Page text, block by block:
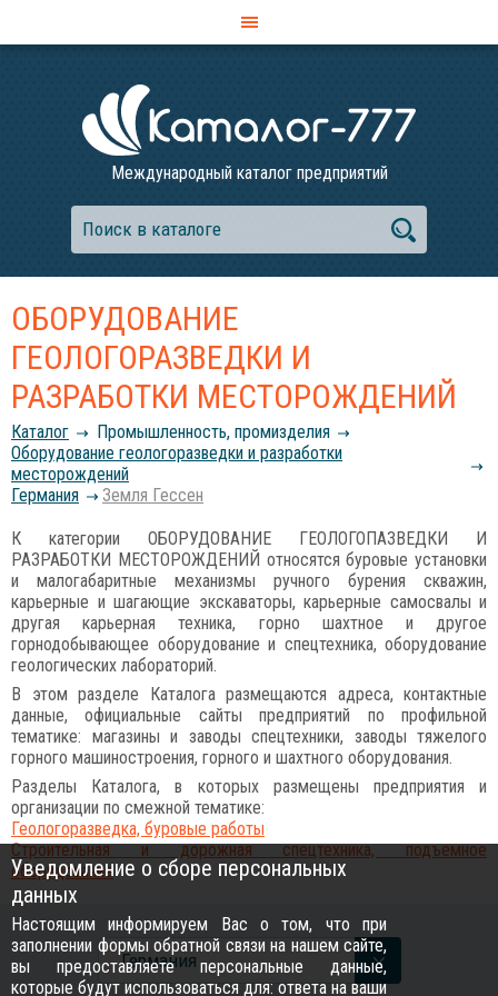
Международный каталог предприятий
ОБОРУДОВАНИЕ
ГЕОЛОГОРАЗВЕДКИ И
РАЗРАБОТКИ МЕСТОРОЖДЕНИЙ
Каталог
Промышленность, промизделия
Оборудование геологоразведки и разработки
месторождений
Германия
Земля Гессен
К категории ОБОРУДОВАНИЕ ГЕОЛОГОПАЗВЕДКИ И
РАЗРАБОТКИ МЕСТОРОЖДЕНИЙ относятся буровые установки
и малогабаритные механизмы ручного бурения скважин,
карьерные и шагающие экскаваторы, карьерные самосвалы и
другая карьерная техника, горно шахтное и другое
горнодобывающее оборудование и спецтехника, оборудование
геологических лабораторий.
В этом разделе Каталога размещаются адреса, контактные
данные, официальные сайты предприятий по профильной
тематике: магазины и заводы спецтехники, заводы тяжелого
горного машиностроения, горного и шахтного оборудования.
Разделы Каталога, в которых размещены предприятия и
организации по смежной тематике:
Геологоразведка, буровые работы
Строительная и дорожная спецтехника, подъемное
оборудование
Германия
Уведомление о сборе персональных
данных
Настоящим информируем Вас о том, что при
заполнении формы обратной связи на нашем сайте,
вы предоставляете персональные данные,
которые будут использоваться для: ответа на ваши